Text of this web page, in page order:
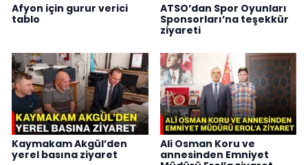
Afyon için gurur verici
tablo
ATSO’dan Spor Oyunları
Sponsorları’na teşekkür
ziyareti
Kaymakam Akgül’den
yerel basına ziyaret
Ali Osman Koru ve
annesinden Emniyet